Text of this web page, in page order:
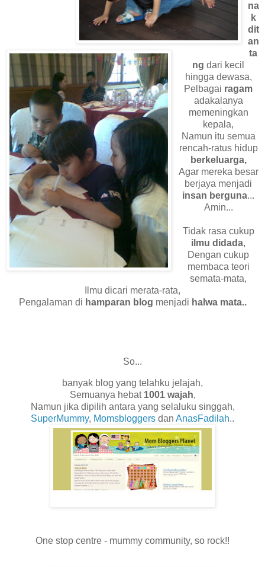
na
k
dit
an
ta
ng dari kecil
hingga dewasa,
Pelbagai ragam
adakalanya
memeningkan
kepala,
Namun itu semua
rencah-ratus hidup
berkeluarga,
Agar mereka besar
berjaya menjadi
insan berguna...
Amin...
Tidak rasa cukup
ilmu didada,
Dengan cukup
membaca teori
semata-mata,
Ilmu dicari merata-rata,
Pengalaman di hamparan blog menjadi halwa mata..
So...
banyak blog yang telahku jelajah,
Semuanya hebat 1001 wajah,
Namun jika dipilih antara yang selaluku singgah,
SuperMummy, Momsbloggers dan AnasFadilah..
One stop centre - mummy community, so rock!!